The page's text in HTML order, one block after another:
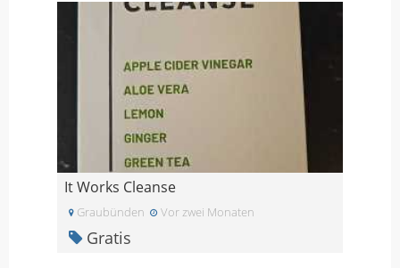
It Works Cleanse
Graubünden Vor zwei Monaten
Gratis